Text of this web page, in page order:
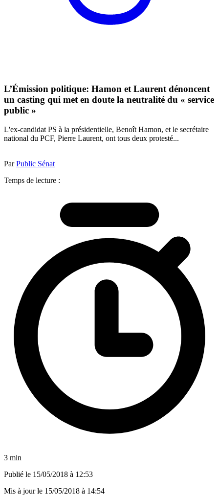
L’Émission politique: Hamon et Laurent dénoncent
un casting qui met en doute la neutralité du « service
public »
L'ex-candidat PS à la présidentielle, Benoît Hamon, et le secrétaire
national du PCF, Pierre Laurent, ont tous deux protesté...
ParPublic Sénat
Temps de lecture :
3 min
Publié le 15/05/2018 à 12:53
Mis à jour le 15/05/2018 à 14:54